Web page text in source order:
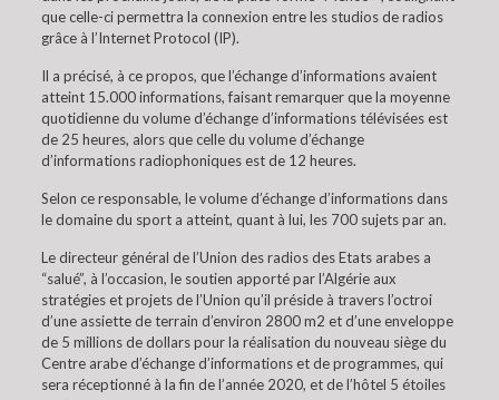
que celle-ci permettra la connexion entre les studios de radios
grâce à l’Internet Protocol (IP).
Il a précisé, à ce propos, que l’échange d’informations avaient
atteint 15.000 informations, faisant remarquer que la moyenne
quotidienne du volume d’échange d’informations télévisées est
de 25 heures, alors que celle du volume d’échange
d’informations radiophoniques est de 12 heures.
Selon ce responsable, le volume d’échange d’informations dans
le domaine du sport a atteint, quant à lui, les 700 sujets par an.
Le directeur général de l’Union des radios des Etats arabes a
“salué”, à l’occasion, le soutien apporté par l’Algérie aux
stratégies et projets de l’Union qu’il préside à travers l’octroi
d’une assiette de terrain d’environ 2800 m2 et d’une enveloppe
de 5 millions de dollars pour la réalisation du nouveau siège du
Centre arabe d’échange d’informations et de programmes, qui
sera réceptionné à la fin de l’année 2020, et de l’hôtel 5 étoiles